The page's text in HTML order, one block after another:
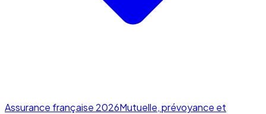
Assurance française 2026Mutuelle, prévoyance et